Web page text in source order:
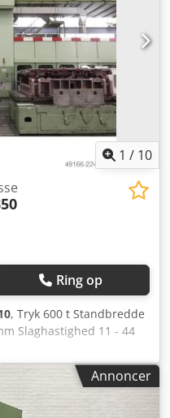
1 / 10
Ring op
, Tryk 600 t Standbredde
Slaghastighed 11 - 44
i top)
3600 x 2500 mm
400 mm
0,6 - 2,5 mm
Annoncer